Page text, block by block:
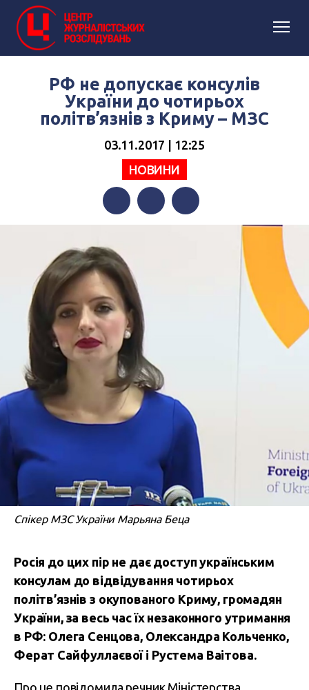
РФ не допускає консулів
України до чотирьох
політв’язнів з Криму – МЗС
03.11.2017 | 12:25
НОВИНИ
FacebookTwitter Telegram
Спікер МЗС України Марьяна Беца
Росія до цих пір не дає доступ українським
консулам до відвідування чотирьох
політв’язнів з окупованого Криму, громадян
України, за весь час їх незаконного утримання
в РФ: Олега Сенцова, Олександра Кольченко,
Ферат Сайфуллаєвої і Рустема Ваітова.
Про це повідомила речник Міністерства